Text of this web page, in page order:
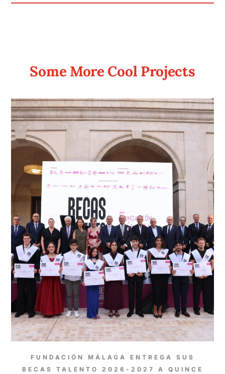
Some More Cool Projects
FUNDACIÓN MÁLAGA ENTREGA SUS
BECAS TALENTO 2026-2027 A QUINCE